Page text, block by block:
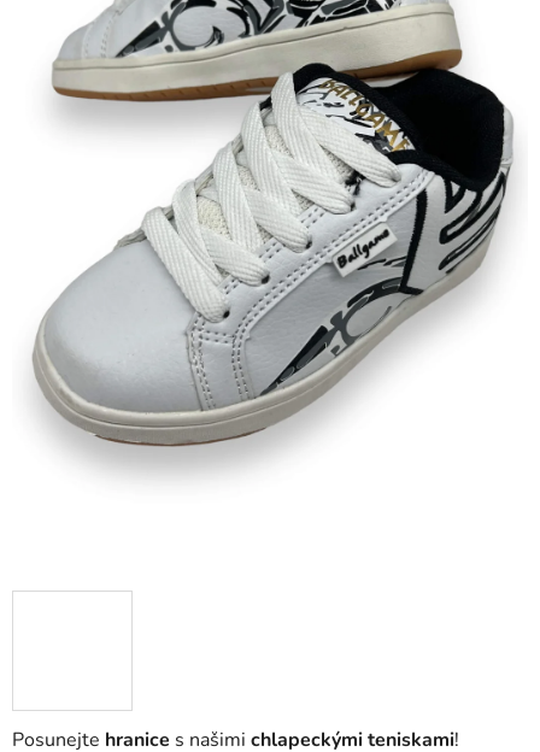
Posunejte hranice s našimi chlapeckými teniskami!